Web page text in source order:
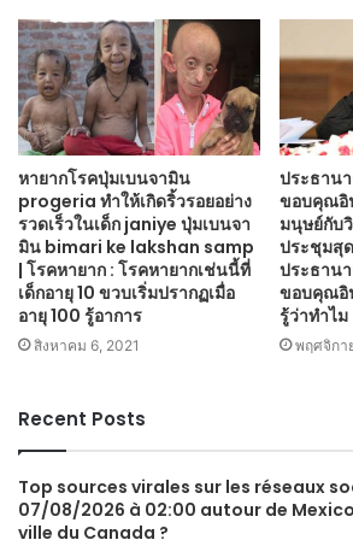
หายากโรคปุ่มเบนจามิน
progeria ทำให้เกิดริ้วรอยอย่าง
รวดเร็วในเด็ก janiye ปุ่มเบนจา
มิน bimari ke lakshan samp
| โรคหายาก : โรคหายากเช่นนี้ที่
เด็กอายุ 10 ขวบเริ่มปรากฏเมื่อ
อายุ 100 รู้อาการ
สิงหาคม 6, 2021
ประธาน
ขอบคุณอิ
มนุษย์กับ
ประชุมสุ
ประธาน
ขอบคุณอิ
รู้ว่าทำไม
พฤศจิกา
Recent Posts
Top sources virales sur les réseaux
07/08/2026 à 02:00 autour de
ville du Canada ?